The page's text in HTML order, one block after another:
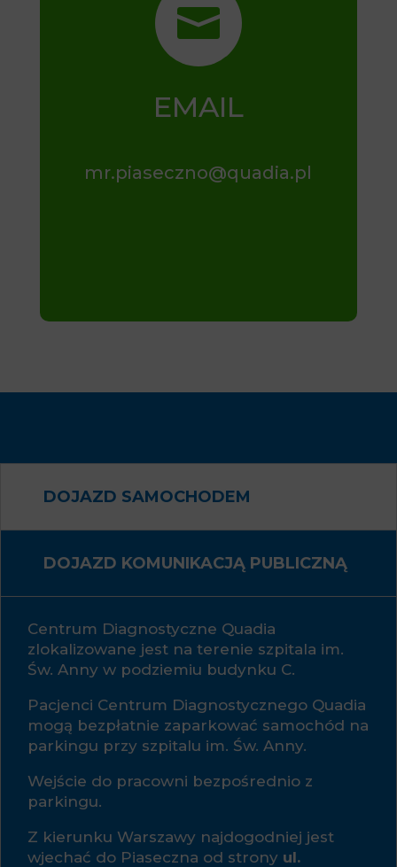

EMAIL
mr.piaseczno@quadia.pl
DOJAZD SAMOCHODEM
DOJAZD KOMUNIKACJĄ PUBLICZNĄ
Centrum Diagnostyczne Quadia
zlokalizowane jest na terenie szpitala im.
Św. Anny w podziemiu budynku C.
Pacjenci Centrum Diagnostycznego Quadia
mogą bezpłatnie zaparkować samochód na
parkingu przy szpitalu im. Św. Anny.
Wejście do pracowni bezpośrednio z
parkingu.
Z kierunku Warszawy najdogodniej jest
wjechać do Piaseczna od strony ul.